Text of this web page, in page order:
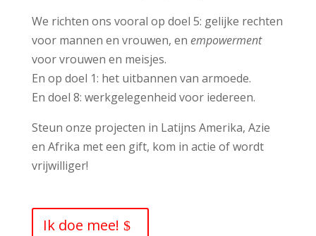
We richten ons vooral op doel 5: gelijke rechten
voor mannen en vrouwen, en empowerment
voor vrouwen en meisjes.
En op doel 1: het uitbannen van armoede.
En doel 8: werkgelegenheid voor iedereen.
Steun onze projecten in Latijns Amerika, Azie
en Afrika met een gift, kom in actie of wordt
vrijwilliger!
Ik doe mee!